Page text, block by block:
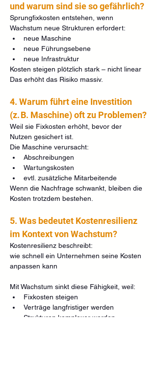
und warum sind sie so gefährlich?
Sprungfixkosten entstehen, wenn
Wachstum neue Strukturen erfordert:
neue Maschine
neue Führungsebene
neue Infrastruktur
Kosten steigen plötzlich stark – nicht linear
Das erhöht das Risiko massiv.
4. Warum führt eine Investition
(z. B. Maschine) oft zu Problemen?
Weil sie Fixkosten erhöht, bevor der
Nutzen gesichert ist.
Die Maschine verursacht:
Abschreibungen
Wartungskosten
evtl. zusätzliche Mitarbeitende
Wenn die Nachfrage schwankt, bleiben die
Kosten trotzdem bestehen.
5. Was bedeutet Kostenresilienz
im Kontext von Wachstum?
Kostenresilienz beschreibt:
wie schnell ein Unternehmen seine Kosten
anpassen kann
Mit Wachstum sinkt diese Fähigkeit, weil:
Fixkosten steigen
Verträge langfristiger werden
Strukturen komplexer werden